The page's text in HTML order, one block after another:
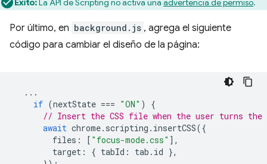
Éxito:La API de Scripting no activa una advertencia de permiso.
Por último, en background.js , agrega el siguiente
código para cambiar el diseño de la página:
...
if (nextState === "ON" )
{
// Insert the CSS file when the user turns the
await chrome. scripting . insertCSS({
files : [ "focus-mode.css" ],
target : { tabId : tab . id },